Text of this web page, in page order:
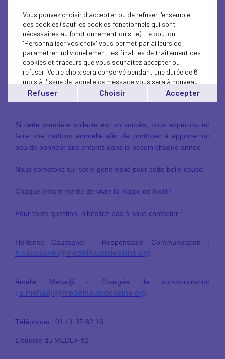
Nous acceptons avec enthousiasmeles jouets neufs ou en
très bon état, adaptés aux enfants de tous âges, du
nouveau-né à l’adolescent. Cependant, les peluches ne sont
pas acceptées pour des raisons d’hygiène.
Les jouets peuvent être déposés au MEDEF 92 du lundi
au jeudi de 8h à 18h:
17/25 avenue du Maréchal Joffre 92000 Nanterre
Si cette première collecte est un succès, nous espérons en
faire une tradition annuelle afin de continuer à apporter un
peu de bonheur aux enfants dans le besoin chaque année.
Nous comptons sur votre générosité pour cette belle cause.
Chaque enfant mérite de vivre la magie de Noël !
Pour toute question, n’hésitez pas à nous contacter :
Hortense Caussanel - Responsable Communication :
h.caussanel@medefhautsdeseine.org
Amelle Mehadji - Chargée de communication
: a.mehadji@medefhautsdeseine.org
Téléphone : 01.41.37.82.16
L'équipe du MEDEF 92
Vous pouvez choisir d'accepter ou de refuser l'ensemble
des cookies (sauf les cookies fonctionnels qui sont
nécessaires au fonctionnement du site). Le bouton
'Personnaliser vos choix' vous permet par ailleurs de
paramétrer individuellement les finalités de traitement des
cookies et traceurs que vous souhaitez accepter ou
refuser. Votre choix sera conservé pendant une durée de 6
mois à l'issue de laquelle ce message vous sera à nouveau
affiché..
Vous pouvez modifier votre choix à tout moment en
Refuser Choisir Accepter